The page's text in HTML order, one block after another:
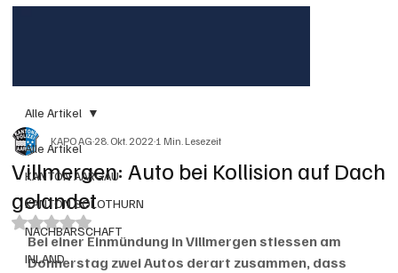
Alle Artikel
KANTON AARGAU
KANTON SOLOTHURN
NACHBARSCHAFT
INLAND
Alle Artikel
Villmergen: Auto bei Kollision auf Dach
gelandet
KAPO AG28. Okt. 20221 Min. Lesezeit
Mit NaN von 5 Sternen bewertet.
Bei einer Einmündung in Villmergen stiessen am
Donnerstag zwei Autos derart zusammen, dass